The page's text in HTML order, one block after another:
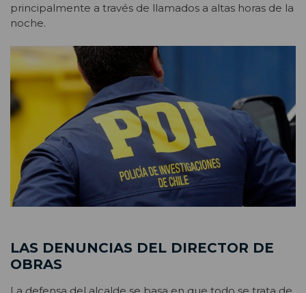
principalmente a través de llamados a altas horas de la
noche.
LAS DENUNCIAS DEL DIRECTOR DE
OBRAS